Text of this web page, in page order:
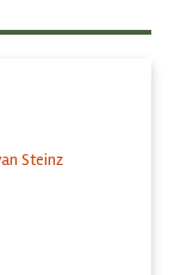
Steinz